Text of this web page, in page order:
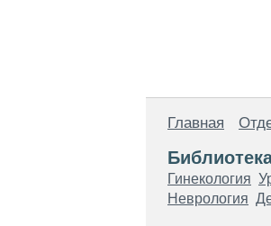
Главная
Гинекология
Неврология